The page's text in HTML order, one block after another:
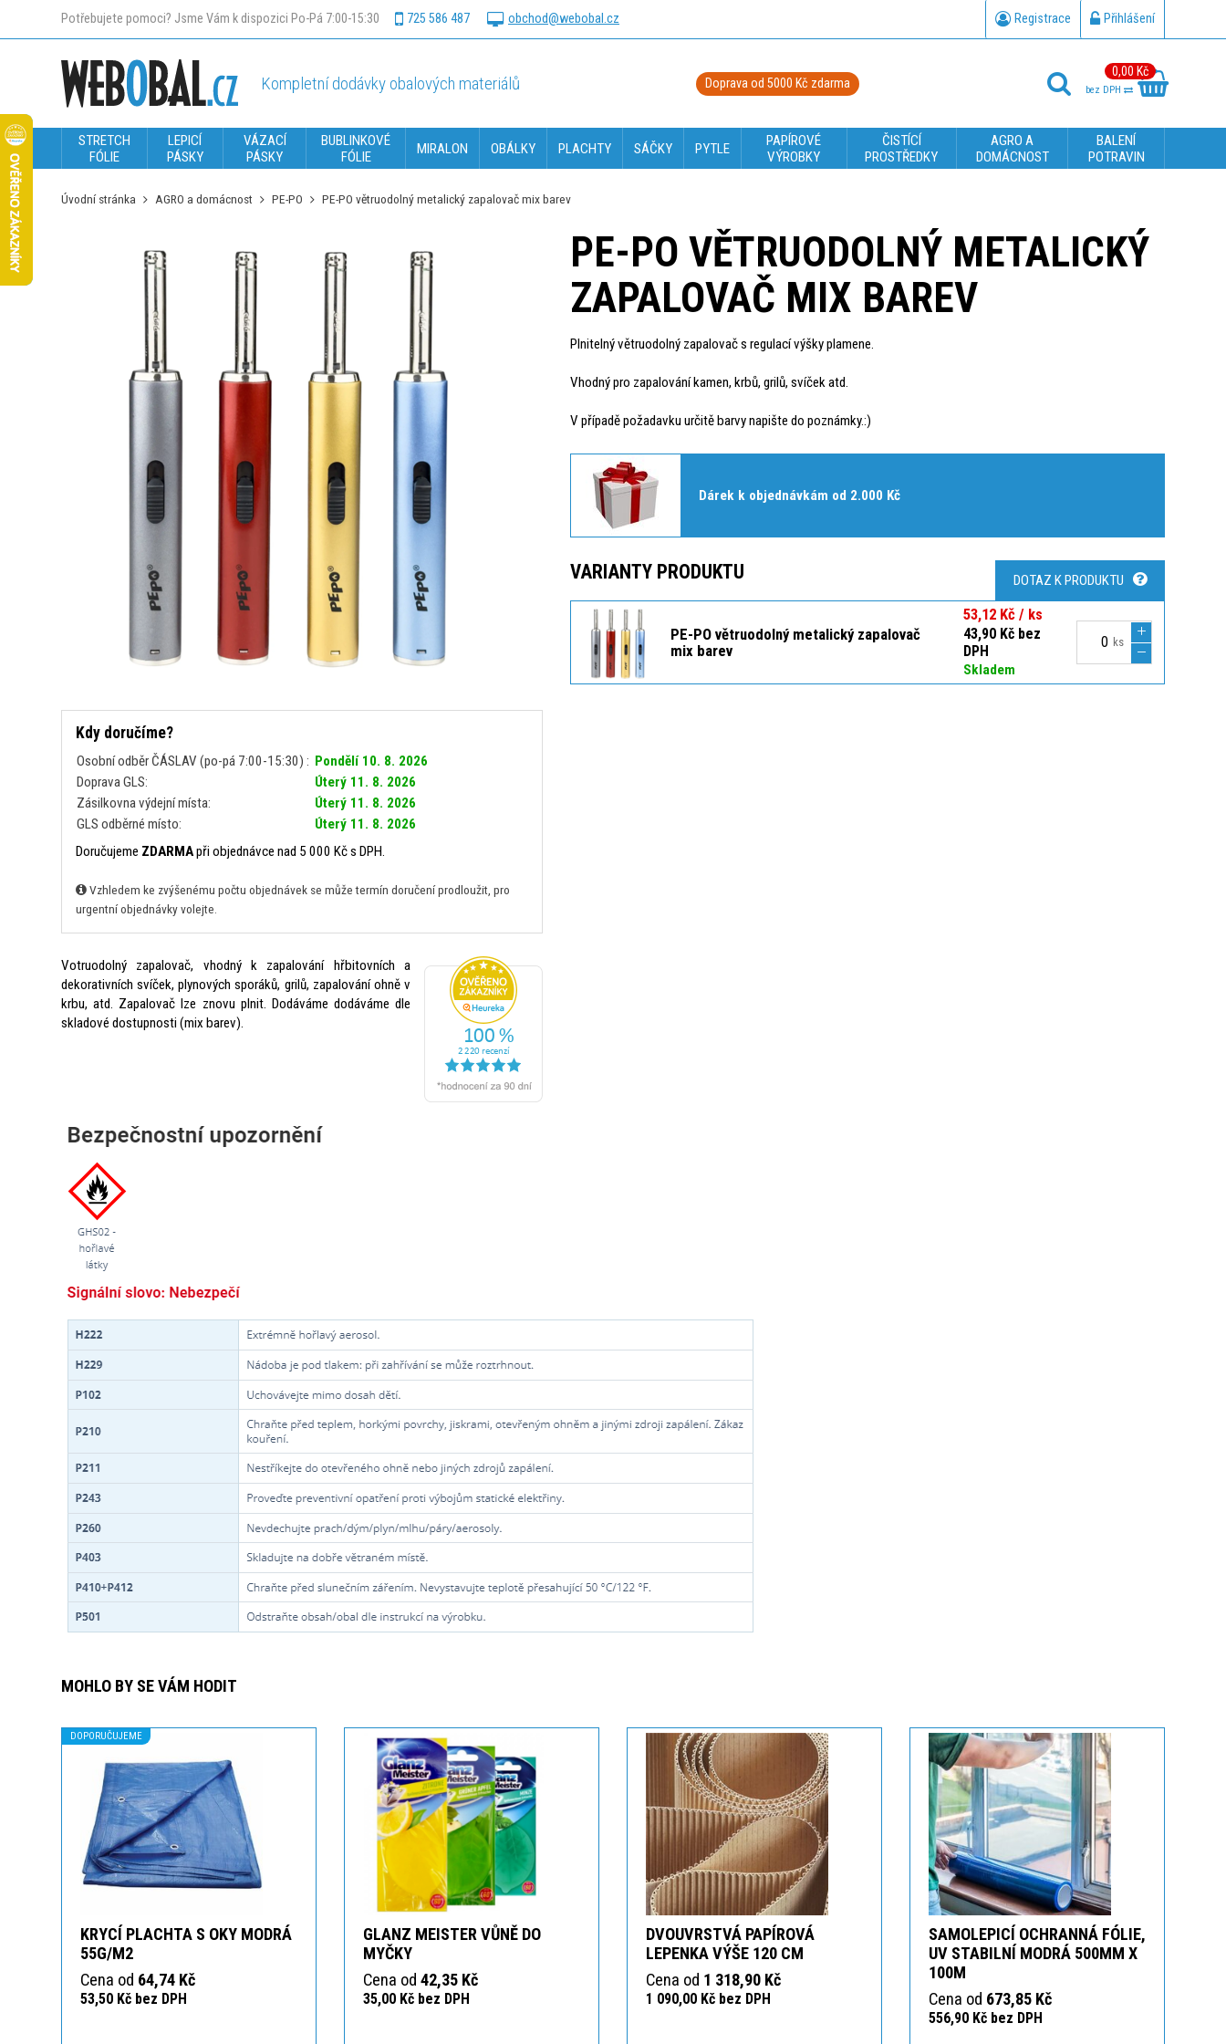
Potřebujete pomoci? Jsme Vám k dispozici Po-Pá 7:00-15:30 725 586 487 obchod@webobal.cz Registrace Přihlášení
Kompletní dodávky obalových materiálů Doprava od 5000 Kč zdarma
0,00 Kč
bez DPH
STRETCH
FÓLIE
LEPICÍ
PÁSKY
VÁZACÍ
PÁSKY
BUBLINKOVÉ
FÓLIE
MIRALON OBÁLKY PLACHTY SÁČKY PYTLE
PAPÍROVÉ
VÝROBKY
ČISTÍCÍ
PROSTŘEDKY
AGRO A
DOMÁCNOST
BALENÍ
POTRAVIN
Úvodní stránka AGRO a domácnost PE-PO PE-PO větruodolný metalický zapalovač mix barev
Kdy doručíme?
Osobní odběr ČÁSLAV (po-pá 7:00-15:30) : Pondělí 10. 8. 2026
Doprava GLS:
Úterý 11. 8. 2026
Zásilkovna výdejní místa:
Úterý 11. 8. 2026
GLS odběrné místo:
Úterý 11. 8. 2026
Doručujeme ZDARMApři objednávce nad 5 000 Kč s DPH.
Vzhledem ke zvýšenému počtu objednávek se může termín doručení prodloužit, pro
urgentní objednávky volejte.
Votruodolný zapalovač, vhodný k zapalování hřbitovních a
dekorativních svíček, plynových sporáků, grilů, zapalování ohně v
krbu, atd. Zapalovač lze znovu plnit. Dodáváme dodáváme dle
skladové dostupnosti (mix barev).
PE-PO VĚTRUODOLNÝ METALICKÝ
ZAPALOVAČ MIX BAREV
Plnitelný větruodolný zapalovač s regulací výšky plamene.
Vhodný pro zapalování kamen, krbů, grilů, svíček atd.
V případě požadavku určitě barvy napište do poznámky.:)
Dárek k objednávkám od 2.000 Kč
VARIANTY PRODUKTU DOTAZ K PRODUKTU
PE-PO větruodolný metalický zapalovač
mix barev
53,12 Kč / ks
43,90 Kč bez
DPH
Skladem
ks
MOHLO BY SE VÁM HODIT
DOPORUČUJEME
KRYCÍ PLACHTA S OKY MODRÁ
55G/M2
Cena od 64,74 Kč
53,50 Kč bez DPH
GLANZ MEISTER VŮNĚ DO
MYČKY
Cena od 42,35 Kč
35,00 Kč bez DPH
DVOUVRSTVÁ PAPÍROVÁ
LEPENKA VÝŠE 120 CM
Cena od 1 318,90 Kč
1 090,00 Kč bez DPH
SAMOLEPICÍ OCHRANNÁ FÓLIE,
UV STABILNÍ MODRÁ 500MM X
100M
Cena od 673,85 Kč
556,90 Kč bez DPH